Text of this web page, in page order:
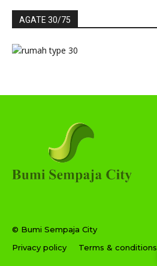
AGATE 30/75
© Bumi Sempaja City
Privacy policy
Terms & conditions